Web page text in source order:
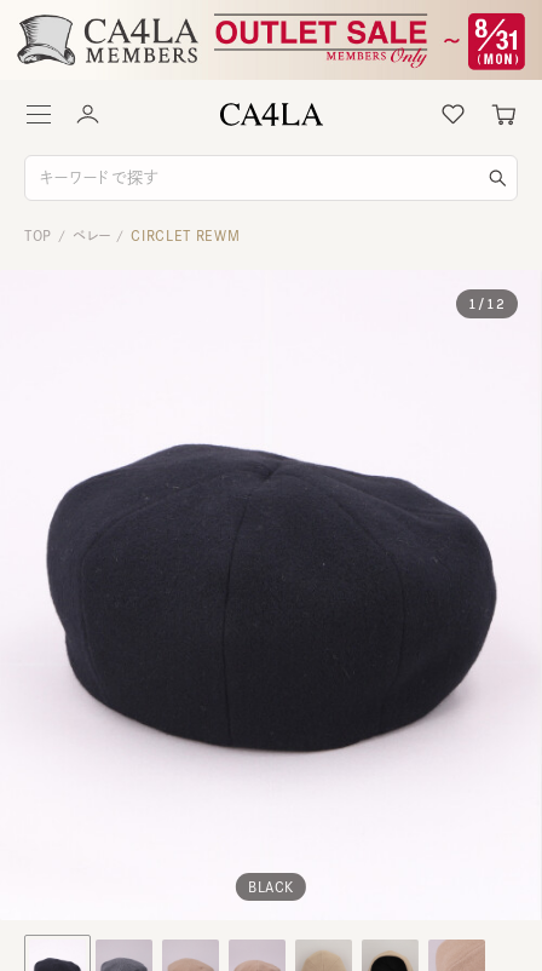
TOP / ベレー / CIRCLET REWM
BLACK
1 / 12